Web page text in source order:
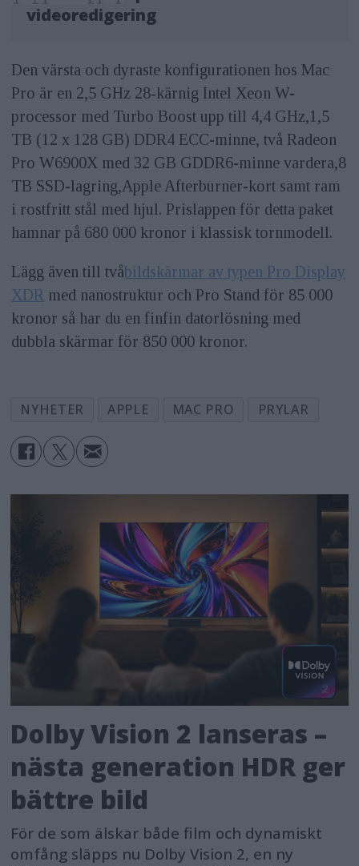
videoredigering
Den värsta och dyraste konfigurationen hos Mac
Pro är en 2,5 GHz 28‑kärnig Intel Xeon W-
processor med Turbo Boost upp till 4,4 GHz,1,5
TB (12 x 128 GB) DDR4 ECC-minne, två Radeon
Pro W6900X med 32 GB GDDR6-minne vardera,8
TB SSD-lagring,Apple Afterburner-kort samt ram
i rostfritt stål med hjul. Prislappen för detta paket
hamnar på 680 000 kronor i klassisk tornmodell.
Lägg även till tvåbildskärmar av typen Pro Display
XDR med nanostruktur och Pro Stand för 85 000
kronor så har du en finfin datorlösning med
dubbla skärmar för 850 000 kronor.
NYHETER APPLE MAC PRO PRYLAR
Dolby Vision 2 lanseras –
nästa generation HDR ger
bättre bild
För de som älskar både film och dynamiskt
omfång släpps nu Dolby Vision 2, en ny